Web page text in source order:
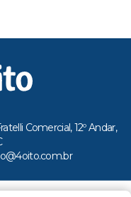
Comercial, 12º Andar,